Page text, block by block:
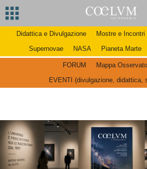
Didattica e Divulgazione Mostre e Incontri
Supernovae
NASA Pianeta Marte
FORUM
Mappa
EVENTI (divulgazione, didattica,